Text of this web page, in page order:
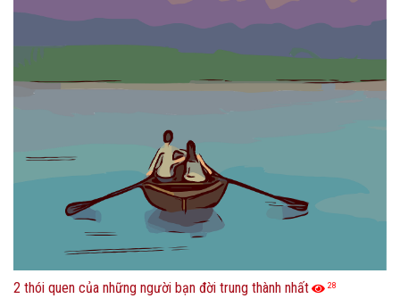
2 thói quen của những người bạn đời trung thành nhất 28